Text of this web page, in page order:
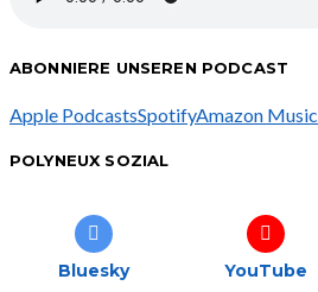
ABONNIERE UNSEREN PODCAST
Apple PodcastsSpotifyAmazon Music
POLYNEUX SOZIAL
Bluesky YouTube